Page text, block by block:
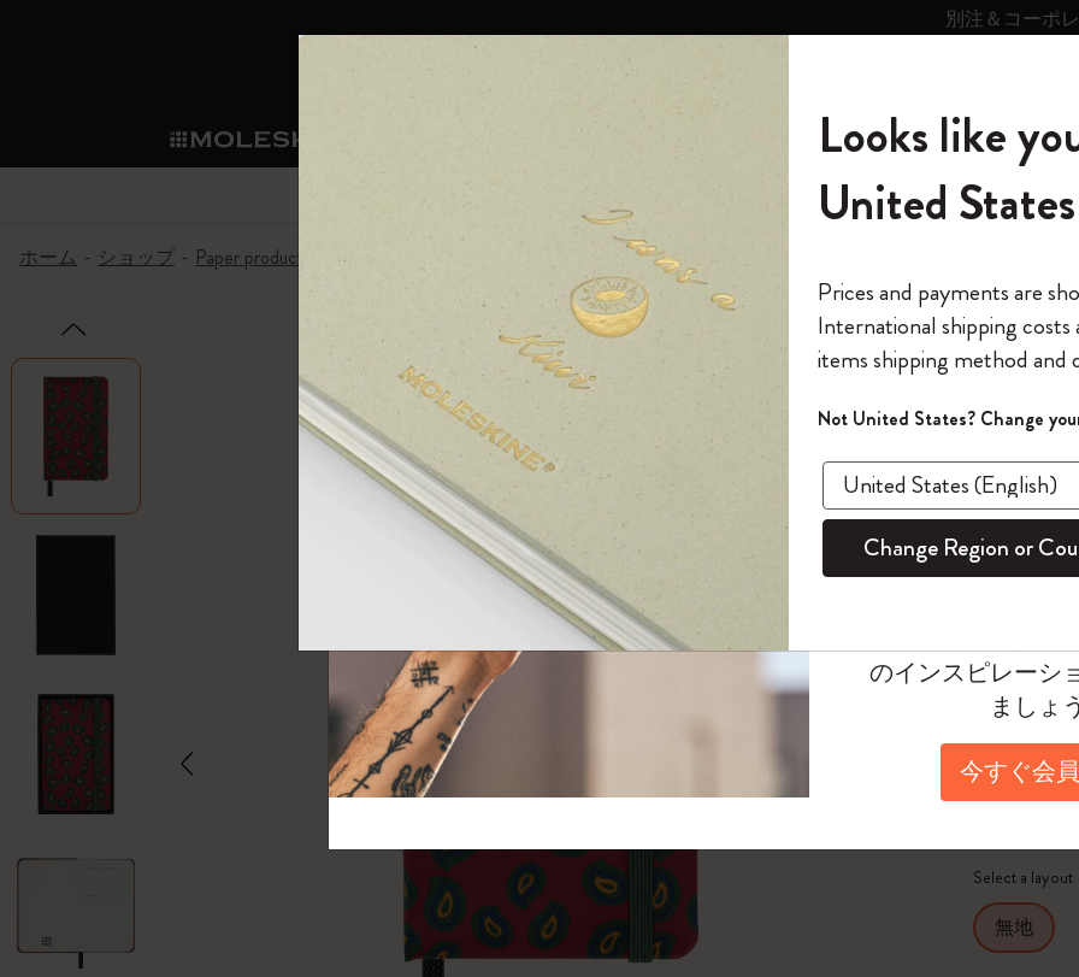
別注＆コーポ
ショ
ノートブック
ノートブック
The Original Notebook
ミニノートブックチャーム
カイエ ＆ ジャーナル
セット
パッションジャーナル
スチューデントカイエジャーナル
サブカテゴリ
ダイアリー
パーソナル・ダイアリー
12カ月ダイアリー
15ヶ月プランナー
ウィークリープランナー
デイリープランナー
マンスリープランナー
ライフプランナー・コレクション
アカデミック・プランナー
モレスキンスマート
サブカテゴリ
すべて見る
スマートライティング・システム
モレスキンスマートスマートとは
アプリ・サービス
ライティングツール
サブカテゴリ
モレスキンスマート
Blackwing x モレスキン
Kaweco x モレスキン
ペン & ペンシル
限定版ノートブック
Reframe サングラス
ムーミン コレクション
キム・ジョンギコレクション
「Alice's Adventures in Wonderland」コレ
『ロード・オブ・ザ・リング』コレク
カラーパターン ノートブック
サクラコレクション
馬年コレクション
ISSEY MIYAKE | モレスキン のコレク
ション
ナサにインスパイアされたコレクショ
キム・ジョンギコレクション
Impressions of Impressionism コレクショ
ン
カサ・バトリョ 限定版コレクション
ゴッホ美術館
すべて見る
バックパック
限定版バックパック
Shopper paper – made Collection
アートを愛する方への贈り物
プロフェッショナルへの贈り物
ミニマリストへの贈り物
マキシマリストへの贈り物
健康を愛する方への贈り物です
趣味を愛する方へのギフト
サブカテゴリ
カントリー・テーマ・ピンズ・コレク
ション
サブカテゴリ
プライドをいつも胸に
Mardi Mercredi × モレスキン
スマートライティング・シス
サブカテゴリ
スマートライティング・システム
スマートノートブック
スマートダイアリー
モレスキンスマートスマート
アプリ・サービス
サブカテゴリ
Notes
モレスキン Journal
モレスキン Planner
パーソナライズサ
ービス
サブカテゴリ
カスタムダイアリー
カスタムノートブック
和紙テープ
ミニノートブックチャーム
別注＆コーポレートギフト
リー
の世界
サブカテゴリ
モレスキンメンバーシップ
我々の歴史
モレスキンのマニフェスト
ペンと紙の力
持続可能な創造性
今すぐメンバー登録
ウェルカムオファー: 次回のご購入時に10% オフと送料無料
通常特典: パーソナライズの2冊ご購入で1冊無料
バースデー特典: 1回限りの割引（1ヶ月有効）
先行プレビュー: 新作コレクションへの先行アクセス
伝説的なお得情報: 会員限定の特別サプライズ
セールへの早期アクセス: お得な情報をいち早くチェック
モレスキン限定イベント: 優先アクセス
返品期間の延長: 1ヶ月間
モレスキンの世界
*メールアドレス
*パスワード
このデバイスで情
ログイン
6,500円以上のご購入で送料無料
ホーム ショップ Paper products シルクノートブック
シル
XS ハー
Bordeaux
¥ 5,060
Select a color
選
*選択
Select a size
XS
Select a layout
無地
モレスキンの世
今すぐ会員登録
「WELCOME10」
回注文が10%オフ
ます。セール・ア
適用
のインスピレーシ
ましょ
今すぐ会
Looks like
United States
Prices and payments are
International shipping costs
items shipping method and
Not United States? Change
Change Region or